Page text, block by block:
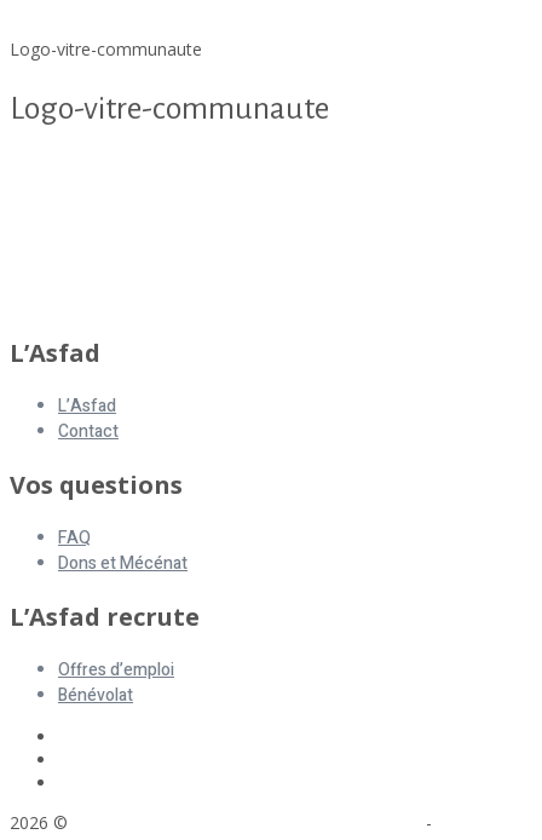
Logo-vitre-communaute
Logo-vitre-communaute
L’Asfad
L’Asfad
Contact
Vos questions
FAQ
Dons et Mécénat
L’Asfad recrute
Offres d’emploi
Bénévolat
2026 © -